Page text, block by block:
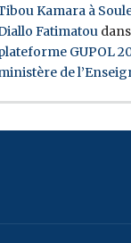
Kamara à
Fatimatoudans
GUPOL
de